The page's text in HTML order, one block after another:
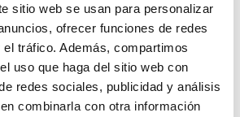
sitio web se usan para personalizar
ofrecer funciones de redes
tráfico. Además, compartimos
uso que haga del sitio web con
redes sociales, publicidad y análisis
combinarla con otra información
Regístrate para
descargas